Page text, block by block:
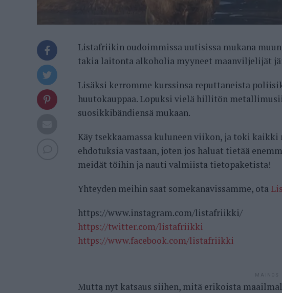
Listafriikin oudoimmissa uutisissa mukana
takia laitonta alkoholia myyneet maanviljelijät
Lisäksi kerromme kurssinsa reputtaneista
huutokauppaa. Lopuksi vielä hillitön
suosikkibändiensä mukaan.
Käy tsekkaamassa kuluneen viikon, ja toki
ehdotuksia vastaan, joten jos haluat tietää
meidät töihin ja nauti valmiista tietopaketista!
Yhteyden meihin saat somekanavissamme, ota
https://www.instagram.com/listafriikki/
https://twitter.com/listafriikki
https://www.facebook.com/listafriikki
MAINOS
Mutta nyt katsaus siihen, mitä erikoista